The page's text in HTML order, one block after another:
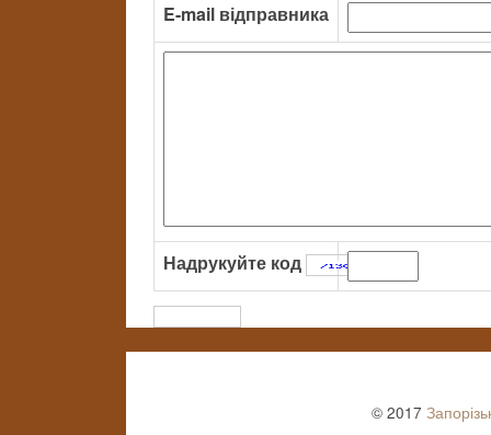
E-mail відправника
Надрукуйте код
© 2017